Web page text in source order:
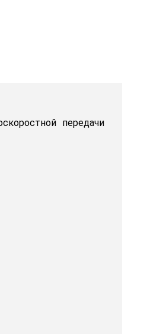
передачи